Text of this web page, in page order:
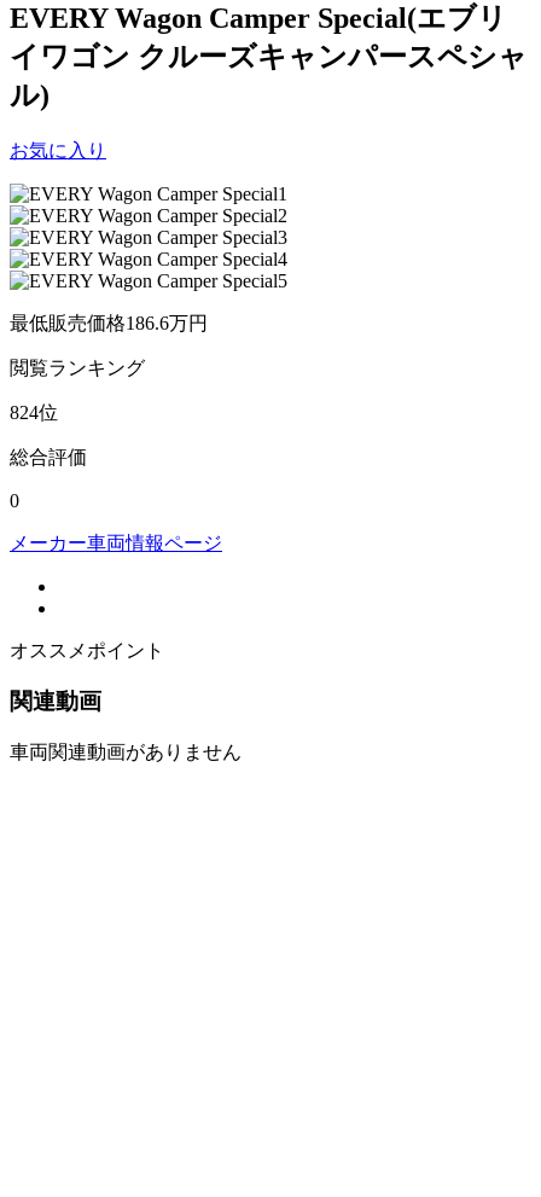
EVERY Wagon Camper Special(エブリ
イワゴン クルーズキャンパースペシャ
ル)
お気に入り
最低販売価格186.6万円
閲覧ランキング
824位
総合評価
0
メーカー車両情報ページ
オススメポイント
関連動画
車両関連動画がありません